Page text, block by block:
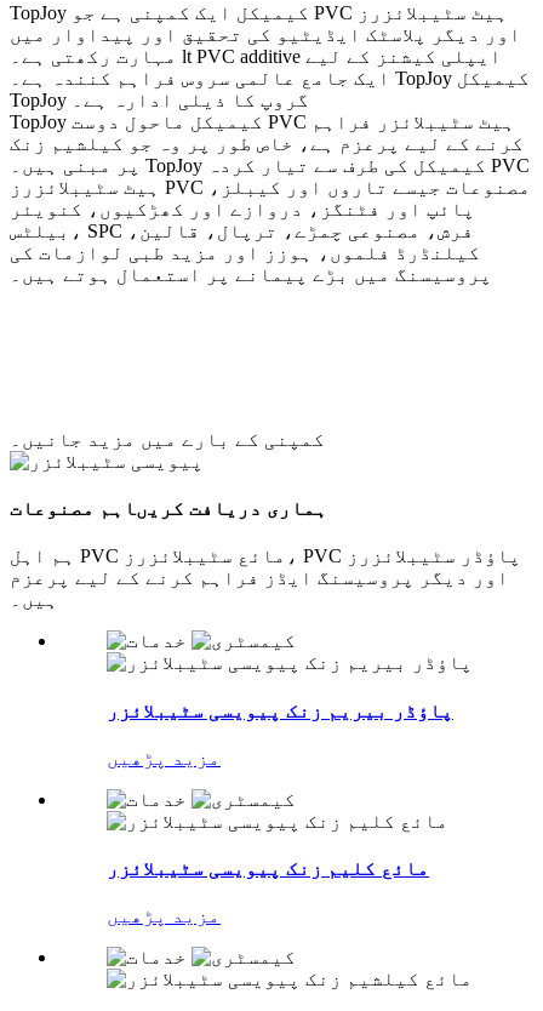
TopJoy کیمیکل ایک کمپنی ہے جو PVC ہیٹ سٹیبلائزرز
اور دیگر پلاسٹک ایڈیٹیو کی تحقیق اور پیداوار میں
مہارت رکھتی ہے۔ lt PVC additive ایپلی کیشنز کے لیے
ایک جامع عالمی سروس فراہم کنندہ ہے۔ TopJoy کیمیکل
TopJoy گروپ کا ذیلی ادارہ ہے۔
TopJoy کیمیکل ماحول دوست PVC ہیٹ سٹیبلائزر فراہم
کرنے کے لیے پرعزم ہے، خاص طور پر وہ جو کیلشیم زنک
پر مبنی ہیں۔ TopJoy کیمیکل کی طرف سے تیار کردہ PVC
ہیٹ سٹیبلائزرز PVC مصنوعات جیسے تاروں اور کیبلز،
پائپ اور فٹنگز، دروازے اور کھڑکیوں، کنویئر
بیلٹس، SPC فرش، مصنوعی چمڑے، ترپال، قالین،
کیلنڈرڈ فلموں، ہوزز اور مزید طبی لوازمات کی
پروسیسنگ میں بڑے پیمانے پر استعمال ہوتے ہیں۔
کمپنی کے بارے میں مزید جانیں۔
ہماری دریافت کریںاہم مصنوعات
ہم اہل PVC مائع سٹیبلائزرز، PVC پاؤڈر سٹیبلائزرز
اور دیگر پروسیسنگ ایڈز فراہم کرنے کے لیے پرعزم
ہیں۔
پاؤڈر بیریم زنک پیویسی سٹیبلائزر
مزید پڑھیں
مائع کلیم زنک پیویسی سٹیبلائزر
مزید پڑھیں